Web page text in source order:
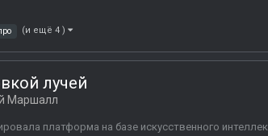
(и ещё 4 )
лучей
Маршалл
платформа на базе искусственного